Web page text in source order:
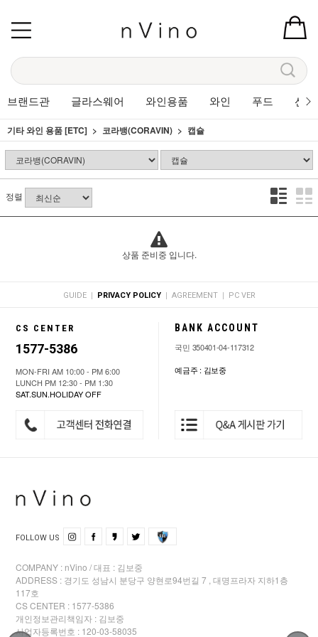
브랜드관 글라스웨어 와인용품 와인 푸드 선
기타 와인 용품 [ETC] 코라뱅(CORAVIN) 캡슐
정렬
상품 준비중 입니다.
GUIDE | PRIVACY POLICY | AGREEMENT | PC VER
CS CENTER
1577-5386
MON-FRI AM 10:00 - PM 6:00
LUNCH PM 12:30 - PM 1:30
SAT.SUN.HOLIDAY OFF
BANK ACCOUNT
국민 350401-04-117312
예금주 : 김보중
FOLLOW US
COMPANY : nVino / 대표 : 김보중
ADDRESS : 경기도 성남시 분당구 양현로94번길 7 , 대명프라자 지하1층
117호
CS CENTER : 1577-5386
개인정보관리책임자 : 김보중
사업자등록번호 : 120-03-58035